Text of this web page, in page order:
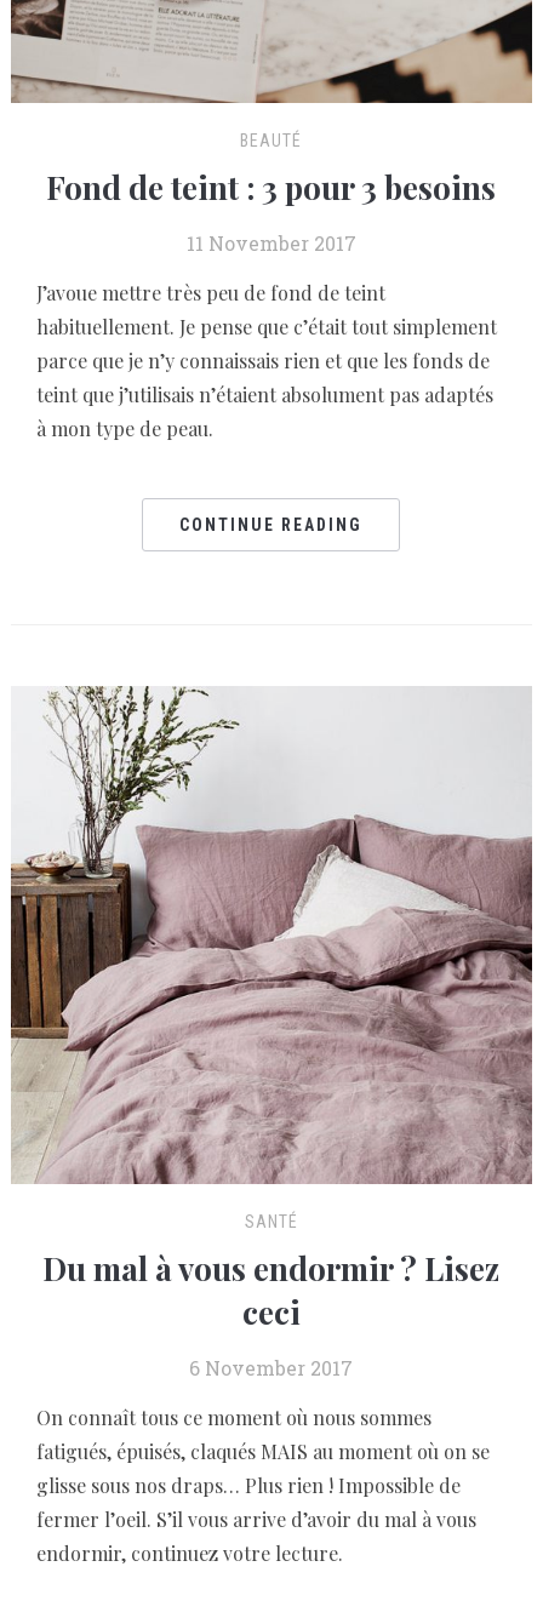
BEAUTÉ
Fond de teint : 3 pour 3 besoins
11 November 2017
J’avoue mettre très peu de fond de teint
habituellement. Je pense que c’était tout simplement
parce que je n’y connaissais rien et que les fonds de
teint que j’utilisais n’étaient absolument pas adaptés
à mon type de peau.
CONTINUE READING
SANTÉ
Du mal à vous endormir ? Lisez
ceci
6 November 2017
On connaît tous ce moment où nous sommes
fatigués, épuisés, claqués MAIS au moment où on se
glisse sous nos draps… Plus rien ! Impossible de
fermer l’oeil. S’il vous arrive d’avoir du mal à vous
endormir, continuez votre lecture.